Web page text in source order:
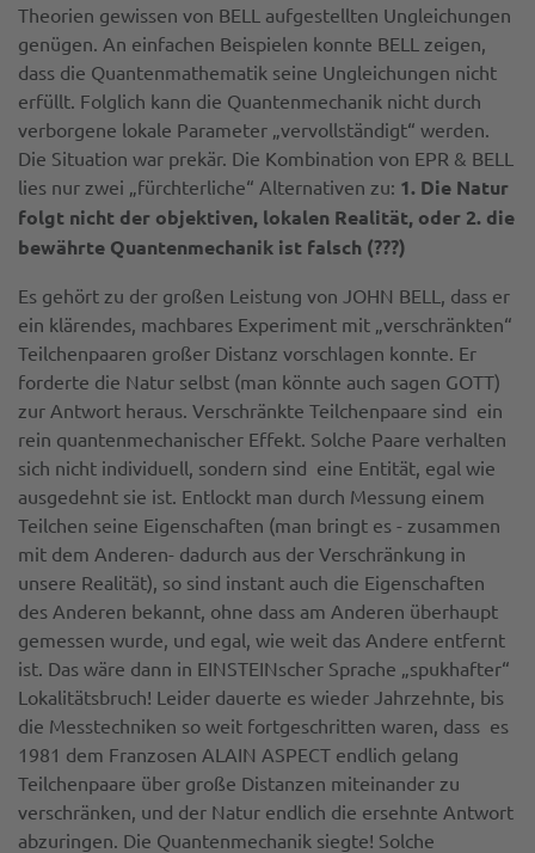
Theorien gewissen von BELL aufgestellten Ungleichungen
genügen. An einfachen Beispielen konnte BELL zeigen,
dass die Quantenmathematik seine Ungleichungen nicht
erfüllt. Folglich kann die Quantenmechanik nicht durch
verborgene lokale Parameter „vervollständigt“ werden.
Die Situation war prekär. Die Kombination von EPR & BELL
lies nur zwei „fürchterliche“ Alternativen zu: 1. Die Natur
folgt nicht der objektiven, lokalen Realität, oder 2. die
bewährte Quantenmechanik ist falsch (???)
Es gehört zu der großen Leistung von JOHN BELL, dass er
ein klärendes, machbares Experiment mit „verschränkten“
Teilchenpaaren großer Distanz vorschlagen konnte. Er
forderte die Natur selbst (man könnte auch sagen GOTT)
zur Antwort heraus. Verschränkte Teilchenpaare sind ein
rein quantenmechanischer Effekt. Solche Paare verhalten
sich nicht individuell, sondern sind eine Entität, egal wie
ausgedehnt sie ist. Entlockt man durch Messung einem
Teilchen seine Eigenschaften (man bringt es - zusammen
mit dem Anderen- dadurch aus der Verschränkung in
unsere Realität), so sind instant auch die Eigenschaften
des Anderen bekannt, ohne dass am Anderen überhaupt
gemessen wurde, und egal, wie weit das Andere entfernt
ist. Das wäre dann in EINSTEINscher Sprache „spukhafter“
Lokalitätsbruch! Leider dauerte es wieder Jahrzehnte, bis
die Messtechniken so weit fortgeschritten waren, dass es
1981 dem Franzosen ALAIN ASPECT endlich gelang
Teilchenpaare über große Distanzen miteinander zu
verschränken, und der Natur endlich die ersehnte Antwort
abzuringen. Die Quantenmechanik siegte! Solche